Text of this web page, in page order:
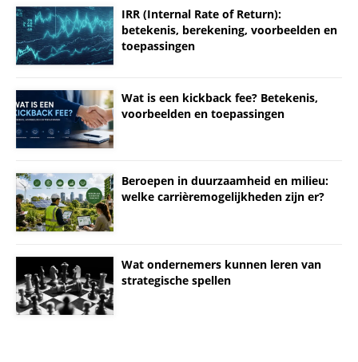
IRR (Internal Rate of Return):
betekenis, berekening, voorbeelden en
toepassingen
Wat is een kickback fee? Betekenis,
voorbeelden en toepassingen
Beroepen in duurzaamheid en milieu:
welke carrièremogelijkheden zijn er?
Wat ondernemers kunnen leren van
strategische spellen